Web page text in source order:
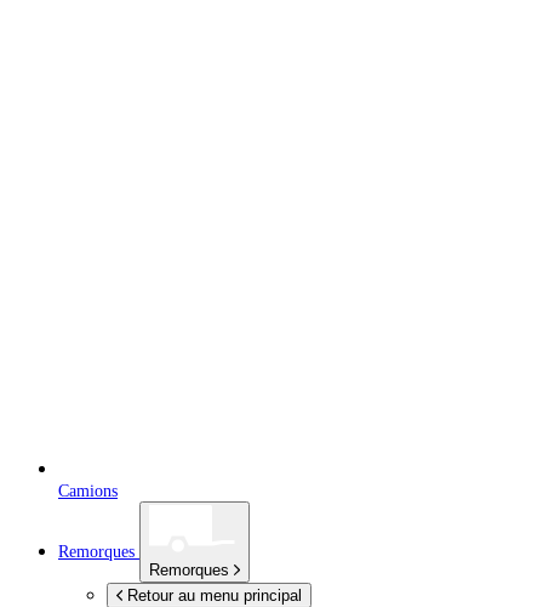
Camions
Remorques
Remorques
Retour au menu principal